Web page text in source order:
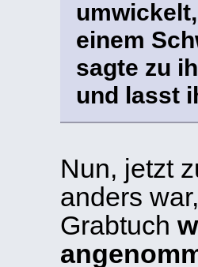
einem
sagte zu
und lasst
Nun, jetzt
anders
Grabtuch